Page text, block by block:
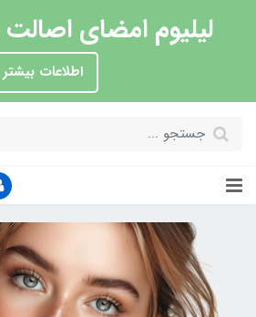
لیلیوم امضای اصالت
اطلاعات بیشتر